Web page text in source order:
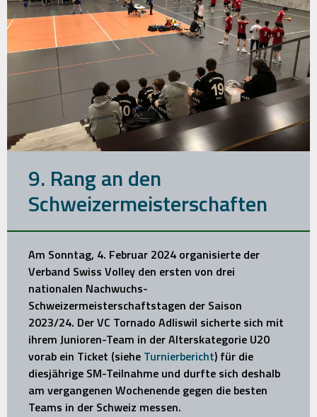
9. Rang an den
Schweizermeisterschaften
Am Sonntag, 4. Februar 2024 organisierte der
Verband Swiss Volley den ersten von drei
nationalen Nachwuchs-
Schweizermeisterschaftstagen der Saison
2023/24. Der VC Tornado Adliswil sicherte sich mit
ihrem Junioren-Team in der Alterskategorie U20
vorab ein Ticket (siehe Turnierbericht) für die
diesjährige SM-Teilnahme und durfte sich deshalb
am vergangenen Wochenende gegen die besten
Teams in der Schweiz messen.